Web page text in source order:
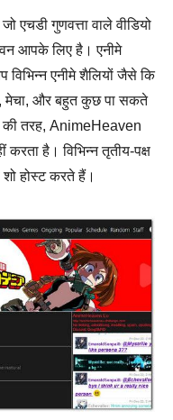
जो एचडी गुणवत्ता वाले वीडियो
आपके लिए है। एनीमे
एनीमे शैलियों जैसे कि
मेचा, और बहुत कुछ पा सकते
की तरह, AnimeHeaven
करता है। विभिन्न तृतीय-पक्ष
शो होस्ट करते हैं।